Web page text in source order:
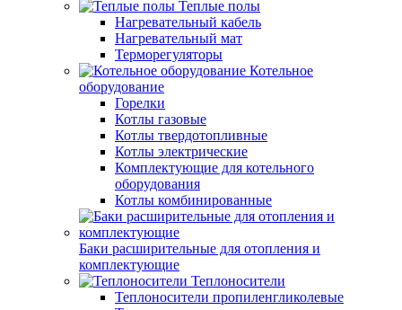
Теплые полы
Нагревательный кабель
Нагревательный мат
Терморегуляторы
Котельное
оборудование
Горелки
Котлы газовые
Котлы твердотопливные
Котлы электрические
Комплектующие для котельного
оборудования
Котлы комбинированные
Баки расширительные для отопления и
комплектующие
Теплоносители
Теплоносители пропиленгликолевые